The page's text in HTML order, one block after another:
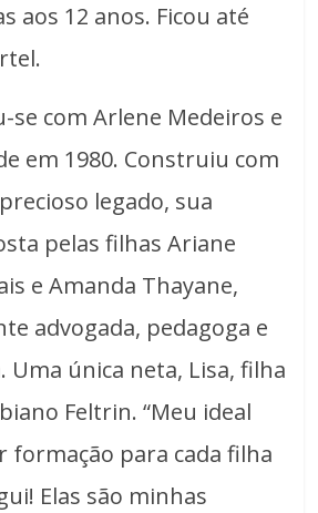
aos 12 anos. Ficou até
se com Arlene Medeiros e
em 1980. Construiu com
legado, sua
pelas filhas Ariane
e Amanda Thayane,
advogada, pedagoga e
única neta, Lisa, filha
Feltrin. “Meu ideal
formação para cada filha
Elas são minhas